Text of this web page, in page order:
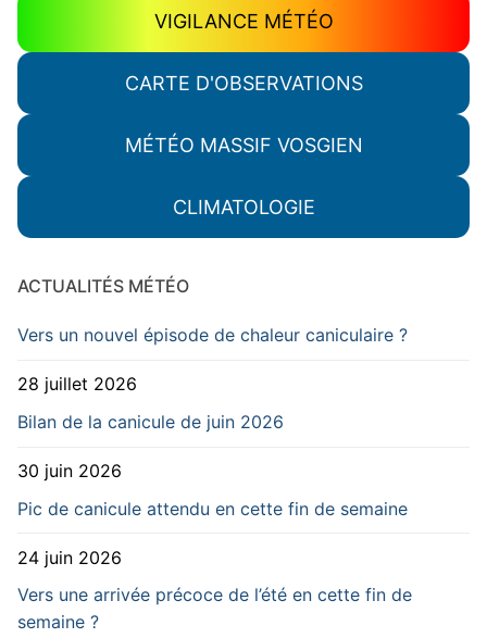
VIGILANCE MÉTÉO
CARTE D'OBSERVATIONS
MÉTÉO MASSIF VOSGIEN
CLIMATOLOGIE
ACTUALITÉS MÉTÉO
Vers un nouvel épisode de chaleur caniculaire ?
28 juillet 2026
Bilan de la canicule de juin 2026
30 juin 2026
Pic de canicule attendu en cette fin de semaine
24 juin 2026
Vers une arrivée précoce de l’été en cette fin de
semaine ?